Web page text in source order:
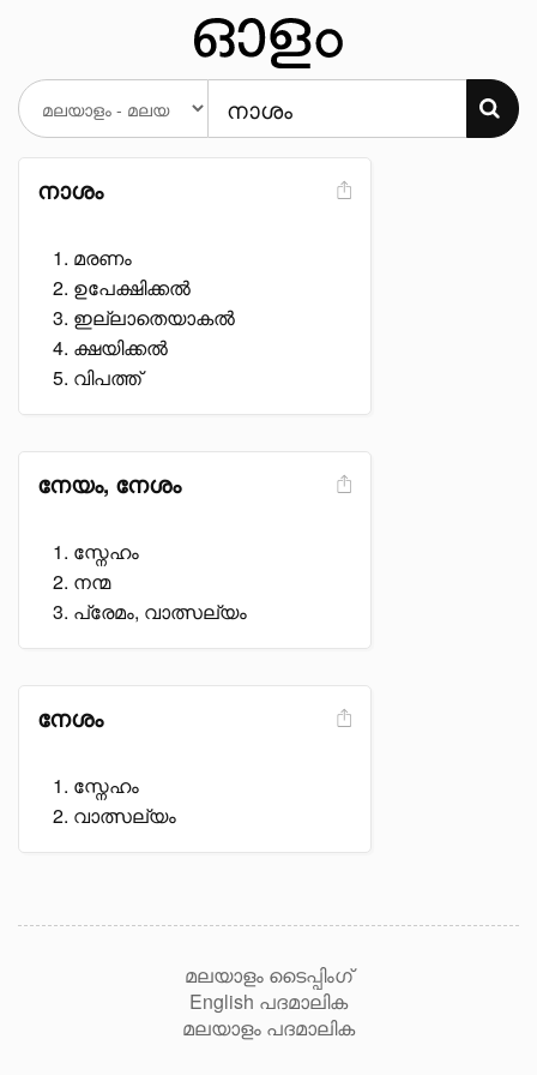
നാശം
മരണം
ഉപേക്ഷിക്കൽ
ഇല്ലാതെയാകൽ
ക്ഷയിക്കൽ
വിപത്ത്
നേയം, നേശം
സ്നേഹം
നന്മ
പ്രേമം, വാത്സല്യം
നേശം
സ്നേഹം
വാത്സല്യം
മലയാളം ടൈപ്പിംഗ്
English പദമാലിക
മലയാളം പദമാലിക